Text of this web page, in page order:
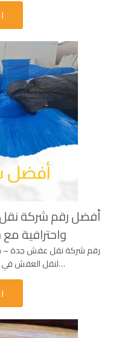
أفضل رقم شركة
واحترافية
رقم شركة نقل عفش جدة –
لنقل العفش في ظل التنقل المستمر بين المنازل…